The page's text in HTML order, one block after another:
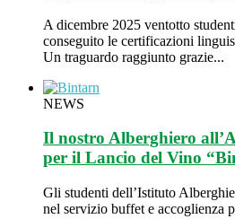
A dicembre 2025 ventotto
conseguito le certificazioni
Un traguardo raggiunto grazie...
NEWS
Il nostro Alberghiero
per il Lancio del Vino
Gli studenti dell’Istituto
nel servizio buffet e accoglienza